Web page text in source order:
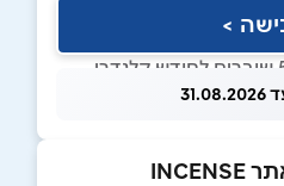
>
שובר בשווי ₪200 לאתר INCENSE